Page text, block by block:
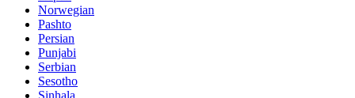
Norwegian
Pashto
Persian
Punjabi
Serbian
Sesotho
Sinhala